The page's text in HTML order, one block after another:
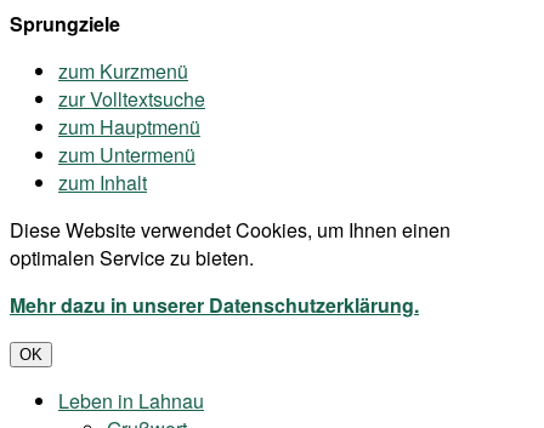
Sprungziele
zum Kurzmenü
zur Volltextsuche
zum Hauptmenü
zum Untermenü
zum Inhalt
Diese Website verwendet Cookies, um Ihnen einen
optimalen Service zu bieten.
Mehr dazu in unserer Datenschutzerklärung.
OK
Leben in Lahnau